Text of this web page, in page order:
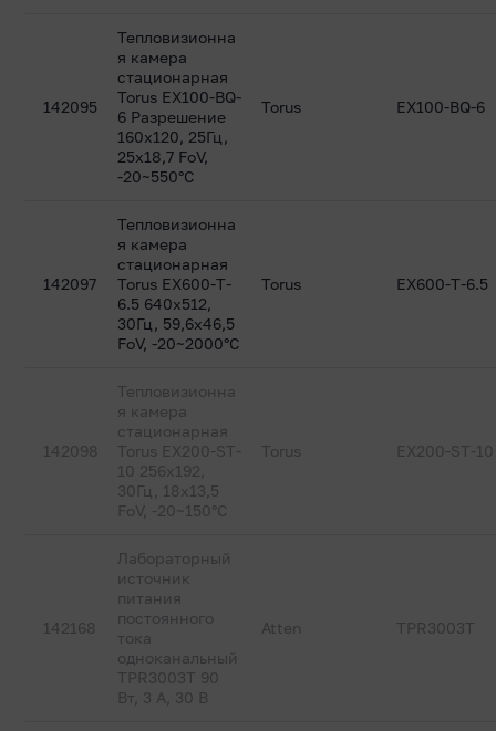
142095
Тепловизионна
я камера
стационарная
Torus EX100-BQ-
6 Разрешение
160x120, 25Гц,
25х18,7 FoV,
-20~550°C
Torus EX100-BQ-6
142097
Тепловизионна
я камера
стационарная
Torus EX600-T-
6.5 640x512,
30Гц, 59,6х46,5
FoV, -20~2000°C
Torus EX600-T-6.5
142098
Тепловизионна
я камера
стационарная
Torus EX200-ST-
10 256x192,
30Гц, 18х13,5
FoV, -20~150°C
Torus EX200-ST-10
142168
Лабораторный
источник
питания
постоянного
тока
одноканальный
TPR3003T 90
Вт, 3 А, 30 В
Atten TPR3003T